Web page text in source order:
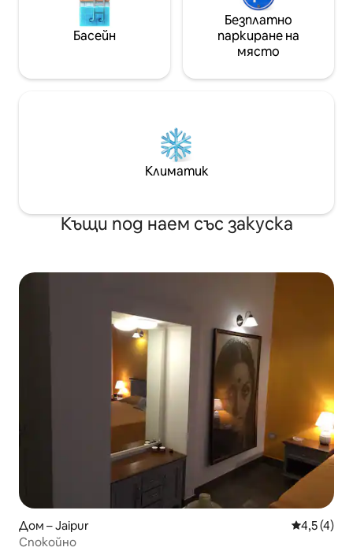
Басейн
Безплатно
паркиране на
място
Климатик
Къщи под наем със закуска
Дом – Jaipur Средна
4,5 (4)
Спокойно